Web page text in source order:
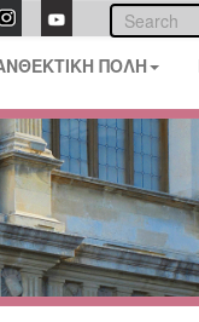
ΠΟΛΗ